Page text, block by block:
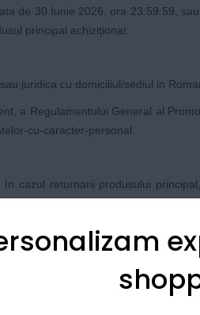
de 30 Iunie 2026, ora 23:59:59,
principal achiziționat.
juridica cu domiciliul/sediul in
a Regulamentului General al
cu-caracter-personal
cazul returnarii produsului
a cadoului. In cazul unui retur
acestei campanii. Procedura
ul https://www.printingmall.ro/